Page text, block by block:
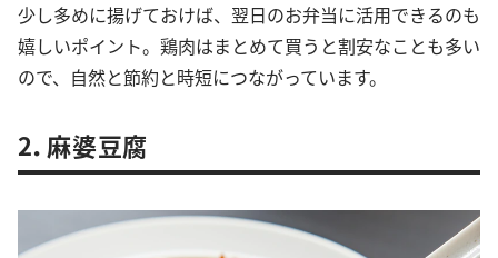
少し多めに揚げておけば、翌日のお弁当に活用できるのも
嬉しいポイント。鶏肉はまとめて買うと割安なことも多い
ので、自然と節約と時短につながっています。
2．麻婆豆腐